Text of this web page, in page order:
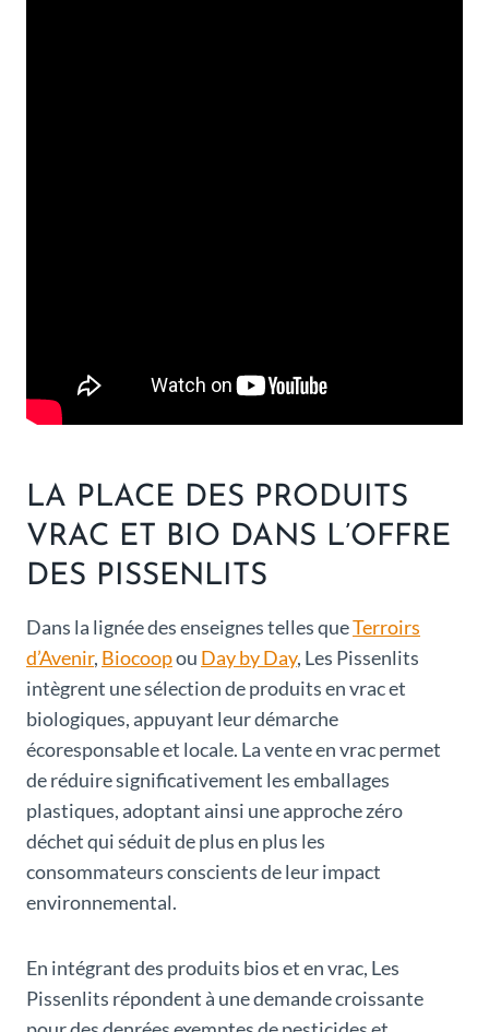
LA PLACE DES PRODUITS
VRAC ET BIO DANS L’OFFRE
DES PISSENLITS
Dans la lignée des enseignes telles queTerroirs
d’Avenir, Biocoopou Day by Day, Les Pissenlits
intègrent une sélection de produits en vrac et
biologiques, appuyant leur démarche
écoresponsable et locale. La vente en vrac permet
de réduire significativement les emballages
plastiques, adoptant ainsi une approche zéro
déchet qui séduit de plus en plus les
consommateurs conscients de leur impact
environnemental.
En intégrant des produits bios et en vrac, Les
Pissenlits répondent à une demande croissante